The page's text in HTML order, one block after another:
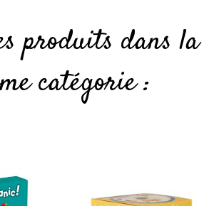
produits dans la
catégorie :